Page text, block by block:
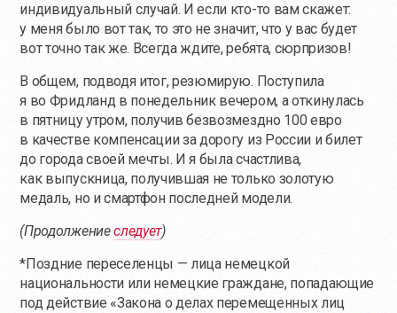
индивидуальный случай. И если кто-товам скажет:
у меня было вот так, то это не значит, что у вас будет
вот точно так же. Всегда ждите, ребята, сюрпризов!
В общем, подводя итог, резюмирую. Поступила
я во Фридланд в понедельник вечером, а откинулась
в пятницу утром, получив безвозмездно 100 евро
в качестве компенсации за дорогу из России и билет
до города своей мечты. И я была счастлива,
как выпускница, получившая не только золотую
медаль, но и смартфон последней модели.
(Продолжениеследует)
*Поздние переселенцы — лица немецкой
национальности или немецкие граждане, попадающие
под действие «Закона о делах перемещенных лиц